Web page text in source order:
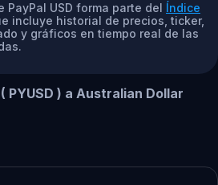
PayPal USD forma parte del Índice
incluye historial de precios, ticker,
y gráficos en tiempo real de las
PYUSD ) a Australian Dollar